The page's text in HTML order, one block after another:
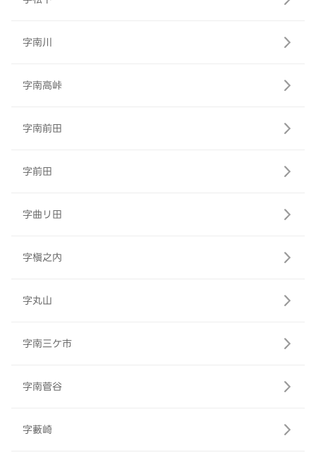
字南川
字南高峠
字南前田
字前田
字曲リ田
字槇之内
字丸山
字南三ケ市
字南菅谷
字藪崎